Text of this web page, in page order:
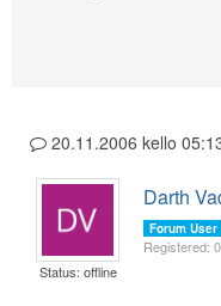
20.11.2006 kello
Status: offline
Darth
Forum User
Registered: